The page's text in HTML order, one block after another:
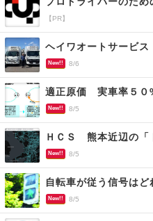
【PR】
New!! 8/6
New!! 8/5
ＨＣＳ 熊本近辺の「
New!! 8/5
New!! 8/5